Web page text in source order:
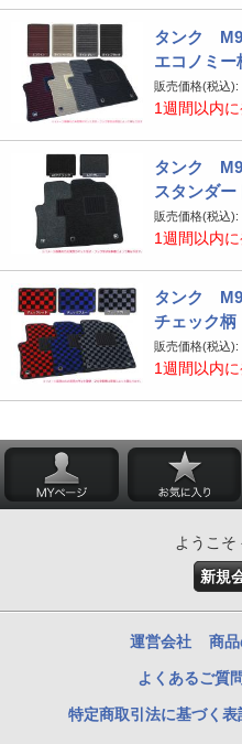
タンク
エコノミー
販売価格(税込):
1週間以内
タンク
スタンダー
販売価格(税込):
1週間以内
タンク
チェック柄
販売価格(税込):
1週間以内
ようこそ
新規
運営会社 商
よくあるご質問
特定商取引法に基づく表